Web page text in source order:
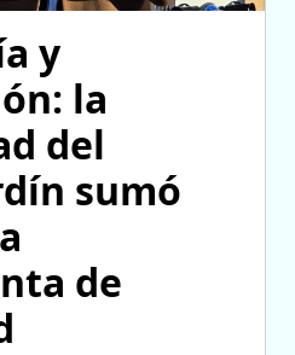
y
la
del
sumó
de